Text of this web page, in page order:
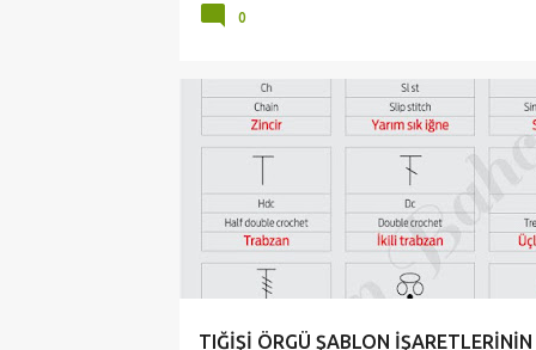
0
TIĞİŞİ ÖRGÜ ŞABLON İŞARETLERİNİN
ÖRGÜ DERSLERİ ŞABLON OKUMA
TIĞİŞİ ŞABLON OKUMA DERSLERİ